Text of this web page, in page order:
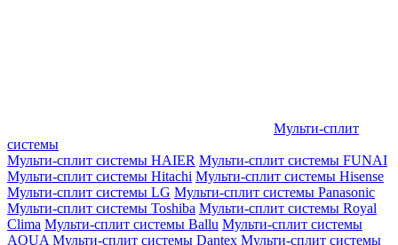
Мульти-сплит
системы
Мульти-сплит системы HAIER Мульти-сплит системы FUNAI
Мульти-сплит системы Hitachi Мульти-сплит системы Hisense
Мульти-сплит системы LG Мульти-сплит системы Panasonic
Мульти-сплит системы Toshiba Мульти-сплит системы Royal
Clima Мульти-сплит системы Ballu Мульти-сплит системы
AQUA Мульти-сплит системы Dantex Мульти-сплит системы